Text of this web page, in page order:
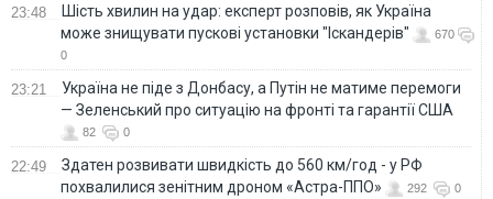
23:48
Шість хвилин на удар: експерт розповів, як Україна
може знищувати пускові установки "Іскандерів"
670
0
23:21
Україна не піде з Донбасу, а Путін не матиме перемоги
— Зеленський про ситуацію на фронті та гарантії США
82 0
22:49
Здатен розвивати швидкість до 560 км/год - у РФ
похвалилися зенітним дроном «Астра-ППО»
292 0